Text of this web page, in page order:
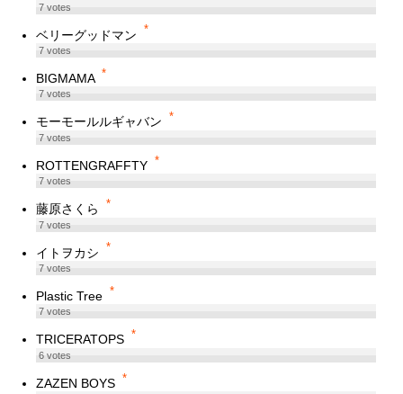
7votes
ベリーグッドマン *
7votes
BIGMAMA *
7votes
モーモールルギャバン *
7votes
ROTTENGRAFFTY *
7votes
藤原さくら *
7votes
イトヲカシ *
7votes
Plastic Tree *
7votes
TRICERATOPS *
6votes
ZAZEN BOYS *